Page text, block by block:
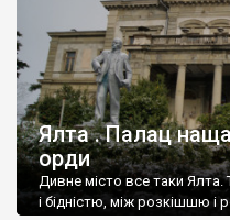
Ялта . Палац
орди
Дивне місто все таки Ялта.
і бідністю, між розкішшю і